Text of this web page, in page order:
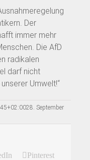
Der
immer mehr
Die AfD
radikalen
darf nicht
Umwelt!“
28. September
Pinterest